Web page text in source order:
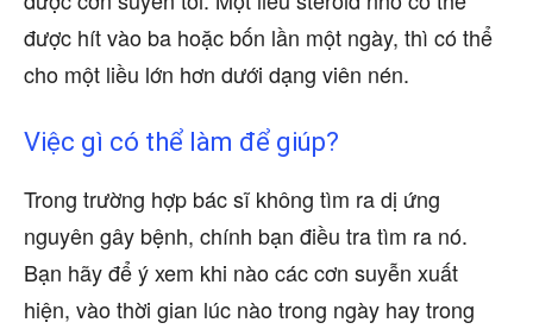
được hít vào ba hoặc bốn lần một ngày, thì có thể
cho một liều lớn hơn dưới dạng viên nén.
Việc gì có thể làm để giúp?
Trong trường hợp bác sĩ không tìm ra dị ứng
nguyên gây bệnh, chính bạn điều tra tìm ra nó.
Bạn hãy để ý xem khi nào các cơn suyễn xuất
hiện, vào thời gian lúc nào trong ngày hay trong